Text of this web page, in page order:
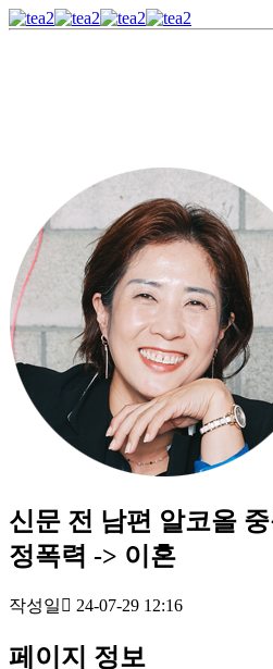
신문 전 남편 알코올
정폭력 -> 이혼
작성일 24-07-29 12:16
페이지 정보